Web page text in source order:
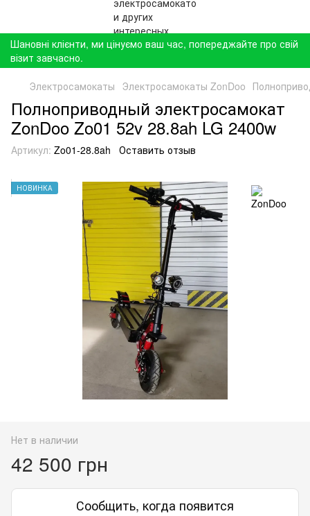
Шановні клієнти, ми цінуємо ваш час, попереджайте про свій
візит завчасно.
Электросамокаты Электросамокаты ZonDoo
Полноприводный электросамокат
ZonDoo Zo01 52v 28.8ah LG 2400w
Артикул: Zo01-28.8ah Оставить отзыв
НОВИНКА
Нет в наличии
42 500 грн
Сообщить, когда появится